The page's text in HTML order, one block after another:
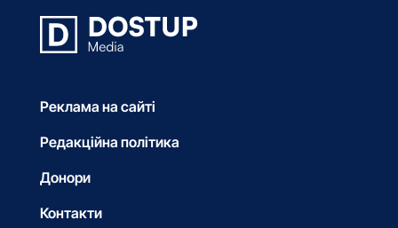
Реклама на сайті
Редакційна політика
Донори
Контакти